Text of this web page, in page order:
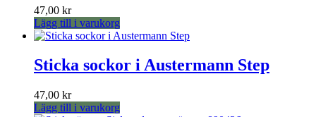
47,00 kr
Lägg till i varukorg
Sticka sockor i Austermann Step
47,00 kr
Lägg till i varukorg